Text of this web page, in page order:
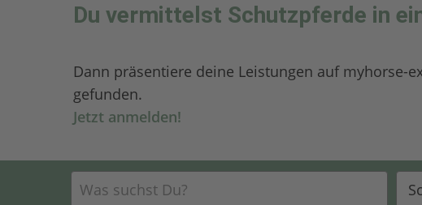
Du vermittelst Schutzpferde in
Dann präsentiere deine Leistungen auf
gefunden.
Jetzt anmelden!